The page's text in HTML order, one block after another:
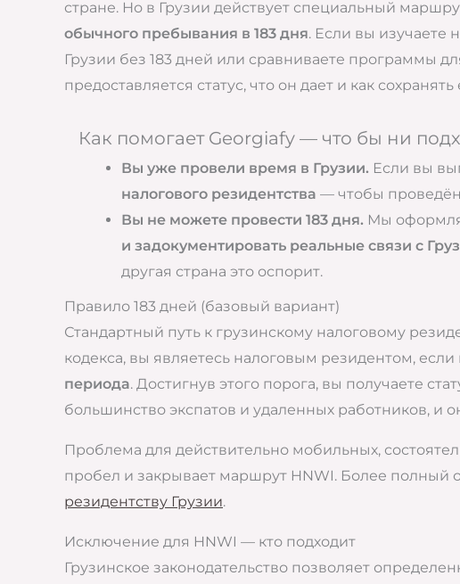
стране. Но в Грузии действует специальный
обычного пребывания в 183 дня. Если вы изучаете
Грузии без 183 дней или сравниваете программы
предоставляется статус, что он дает и как сохранять
Как помогает Georgiafy — что бы ни
Вы уже провели время в Грузии. Если вы
налогового резидентства — чтобы
Вы не можете провести 183 дня. Мы
и задокументировать реальные связи с
другая страна это оспорит.
Правило 183 дней (базовый вариант)
Стандартный путь к грузинскому налоговому
кодекса, вы являетесь налоговым резидентом, если
периода. Достигнув этого порога, вы получаете
большинство экспатов и удаленных работников, и
Проблема для действительно мобильных,
пробел и закрывает маршрут HNWI. Более полный
резидентству Грузии.
Исключение для HNWI — кто подходит
Грузинское законодательство позволяет